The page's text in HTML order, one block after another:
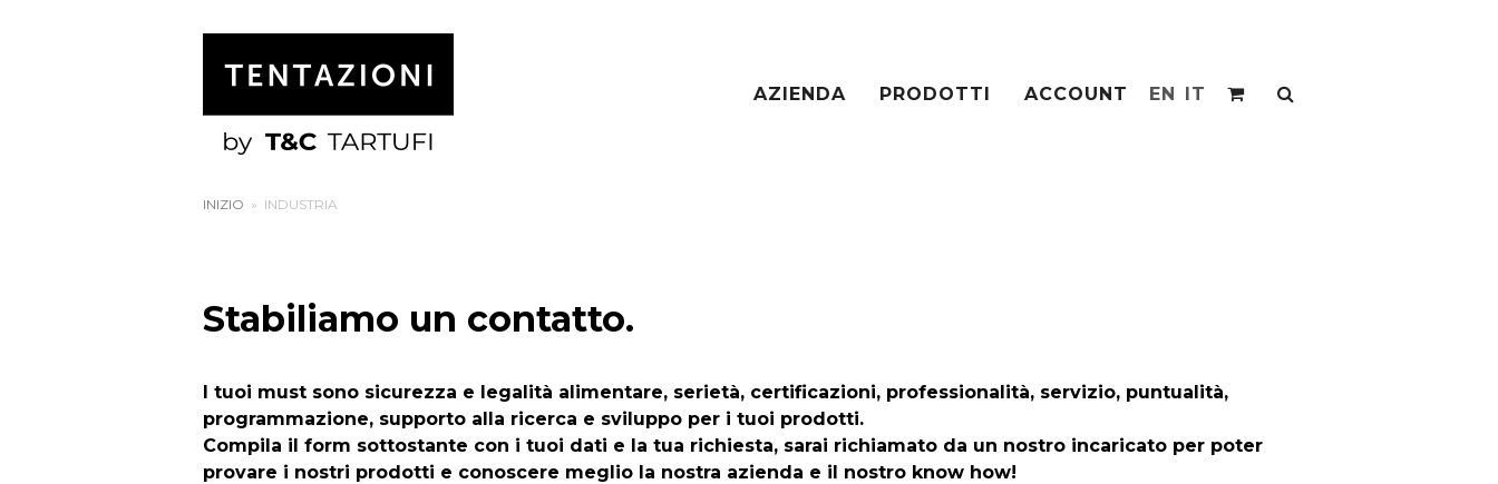
AZIENDA PRODOTTI ACCOUNT EN IT
INIZIO » INDUSTRIA
Stabiliamo un contatto.
I tuoi must sono sicurezza e legalità alimentare, serietà, certificazioni, professionalità, servizio, puntualità,
programmazione, supporto alla ricerca e sviluppo per i tuoi prodotti.
Compila il form sottostante con i tuoi dati e la tua richiesta, sarai richiamato da un nostro incaricato per poter
provare i nostri prodotti e conoscere meglio la nostra azienda e il nostro know how!